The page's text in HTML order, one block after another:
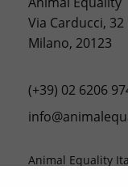
Via Carducci, 32
Milano, 20123
(+39) 02 6206
Animal Equality